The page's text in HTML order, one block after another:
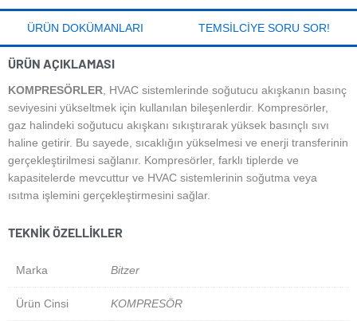
ÜRÜN DOKÜMANLARI TEMSILCIYE SORU SOR!
ÜRÜN AÇIKLAMASI
KOMPRESÖRLER, HVAC sistemlerinde soğutucu akışkanın basınç
seviyesini yükseltmek için kullanılan bileşenlerdir. Kompresörler,
gaz halindeki soğutucu akışkanı sıkıştırarak yüksek basınçlı sıvı
haline getirir. Bu sayede, sıcaklığın yükselmesi ve enerji transferinin
gerçekleştirilmesi sağlanır. Kompresörler, farklı tiplerde ve
kapasitelerde mevcuttur ve HVAC sistemlerinin soğutma veya
ısıtma işlemini gerçekleştirmesini sağlar.
TEKNIK ÖZELLIKLER
Marka Bitzer
Ürün Cinsi KOMPRESÖR